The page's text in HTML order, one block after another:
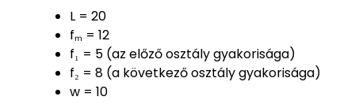
L = 20
fₘ = 12
f₁ = 5 (az előző osztály gyakorisága)
f₂ = 8 (a következő osztály gyakorisága)
w = 10